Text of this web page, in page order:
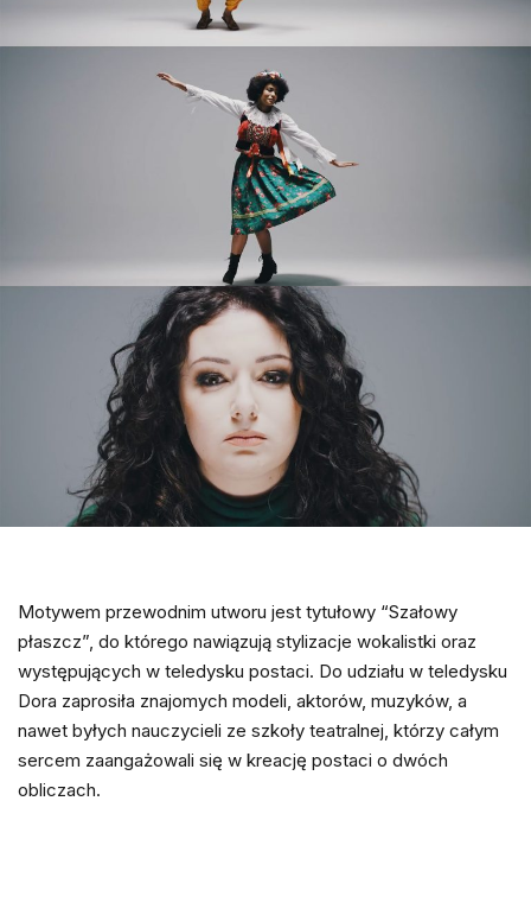
Motywem przewodnim utworu jest tytułowy “Szałowy
płaszcz”, do którego nawiązują stylizacje wokalistki oraz
występujących w teledysku postaci. Do udziału w teledysku
Dora zaprosiła znajomych modeli, aktorów, muzyków, a
nawet byłych nauczycieli ze szkoły teatralnej, którzy całym
sercem zaangażowali się w kreację postaci o dwóch
obliczach.